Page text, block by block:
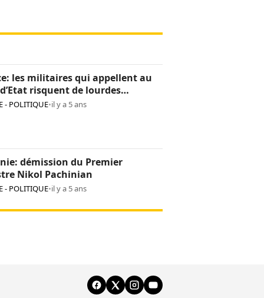
les militaires qui appellent au
risquent de lourdes
- POLITIQUE•il y a 5 ans
démission du Premier
Nikol Pachinian
- POLITIQUE•il y a 5 ans